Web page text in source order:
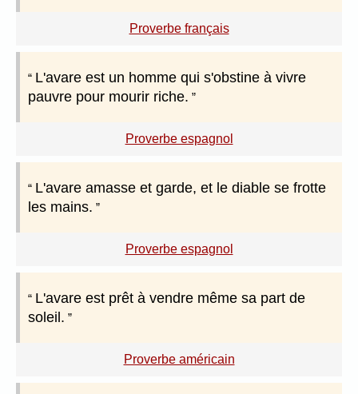
Proverbe français
L'avare est un homme qui s'obstine à vivre
pauvre pour mourir riche.
Proverbe espagnol
L'avare amasse et garde, et le diable se frotte
les mains.
Proverbe espagnol
L'avare est prêt à vendre même sa part de
soleil.
Proverbe américain